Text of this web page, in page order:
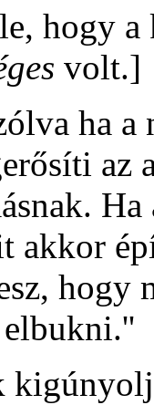
hogy a
volt.]
ha
az
Ha
akkor